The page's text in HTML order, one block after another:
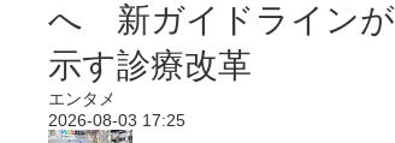
へ 新ガイドラインが
示す診療改革
エンタメ
2026-08-03 17:25